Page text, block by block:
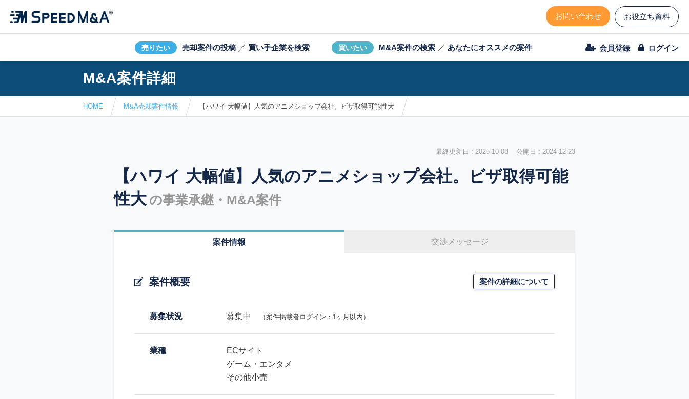
お問い合わせ お役立ち資料
売りたい 売却案件の投稿 ／ 買い手企業を検索 買いたい M&A案件の検索 ／ あなたにオススメの案件 会員登録 ログイン
M&A案件詳細
HOME M&A売却案件情報 【ハワイ 大幅値】人気のアニメショップ会社。ビザ取得可能性大
最終更新日 : 2025-10-08 公開日 : 2024-12-23
【ハワイ 大幅値】人気のアニメショップ会社。ビザ取得可能
性大 の事業承継・M&A案件
案件情報 交渉メッセージ
案件概要 案件の詳細について
募集状況 募集中 （案件掲載者ログイン：1ヶ月以内）
業種
ECサイト
ゲーム・エンタメ
その他小売